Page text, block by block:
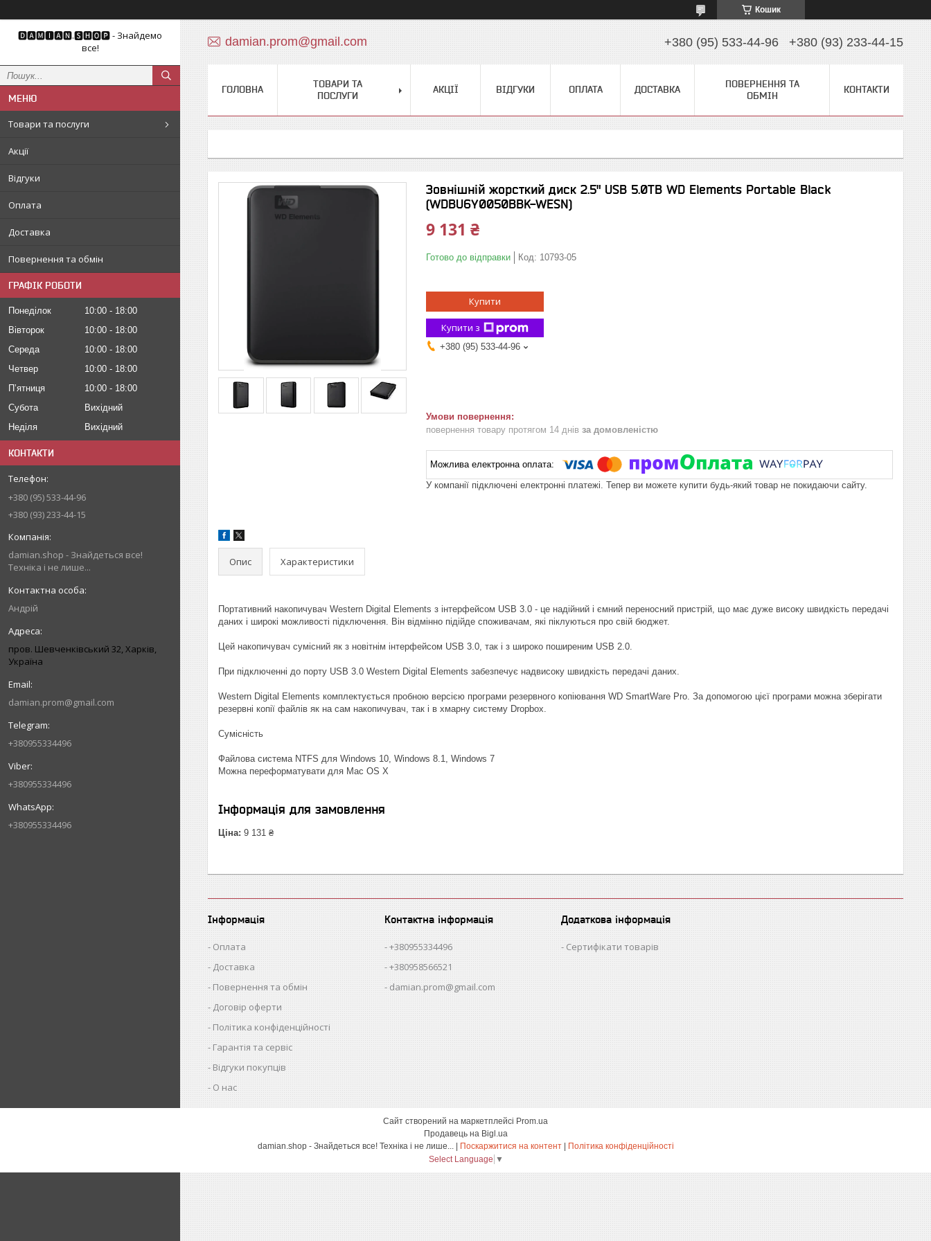
Кошик
🅳🅰🅼🅸🅰🅽.🆂🅷🅾🅿 - Знайдемо
все!
Товари та послуги
Акції
Відгуки
Оплата
Доставка
Повернення та обмін
ГРАФІК РОБОТИ
Понеділок 10:00
18:00
Вівторок
10:00
18:00
Середа
10:00
18:00
Четвер
10:00
18:00
Пʼятниця
10:00
18:00
Субота
Вихідний
Неділя
Вихідний
КОНТАКТИ
+380 (95) 533-44-96
+380 (93) 233-44-15
damian.shop - Знайдеться все!
Техніка і не лише...
Андрій
пров. Шевченківський 32, Харків,
Україна
damian.prom@gmail.com
+380955334496
+380955334496
+380955334496
damian.prom@gmail.com +380 (95) 533-44-96 +380 (93) 233-44-15
ГОЛОВНА
ТОВАРИ ТА
ПОСЛУГИ
АКЦІЇ ВІДГУКИ ОПЛАТА ДОСТАВКА
ПОВЕРНЕННЯ ТА
ОБМІН
КОНТАКТИ
Зовнішній жорсткий диск 2.5" USB 5.0TB WD Elements Portable Black
(WDBU6Y0050BBK-WESN)
9 131 ₴
Готово до відправки Код: 10793-05
Купити
Купити з
+380 (95) 533-44-96
повернення товару протягом 14 днів за домовленістю
У компанії підключені електронні платежі. Тепер ви можете купити будь-який товар не покидаючи сайту.
Опис Характеристики
Портативний накопичувач Western Digital Elements з інтерфейсом USB 3.0 - це надійний і ємний переносний пристрій, що має дуже високу швидкість передачі
даних і широкі можливості підключення. Він відмінно підійде споживачам, які піклуються про свій бюджет.
Цей накопичувач сумісний як з новітнім інтерфейсом USB 3.0, так і з широко поширеним USB 2.0.
При підключенні до порту USB 3.0 Western Digital Elements забезпечує надвисоку швидкість передачі даних.
Western Digital Elements комплектується пробною версією програми резервного копіювання WD SmartWare Pro. За допомогою цієї програми можна зберігати
резервні копії файлів як на сам накопичувач, так і в хмарну систему Dropbox.
Сумісність
Файлова система NTFS для Windows 10, Windows 8.1, Windows 7
Можна переформатувати для Mac OS X
Інформація для замовлення
Ціна: 9 131 ₴
Інформація
Оплата
Доставка
Повернення та обмін
Договір оферти
Політика конфіденційності
Гарантія та сервіс
Відгуки покупців
О нас
Контактна інформація
+380955334496
+380958566521
damian.prom@gmail.com
Додаткова інформація
Сертифікати товарів
Сайт створений на маркетплейсі Prom.ua
Продавець на Bigl.ua
Поскаржитися на контент
Політика конфіденційності
Select Language ▼